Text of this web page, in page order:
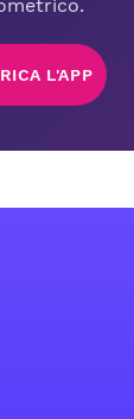
L'APP
social